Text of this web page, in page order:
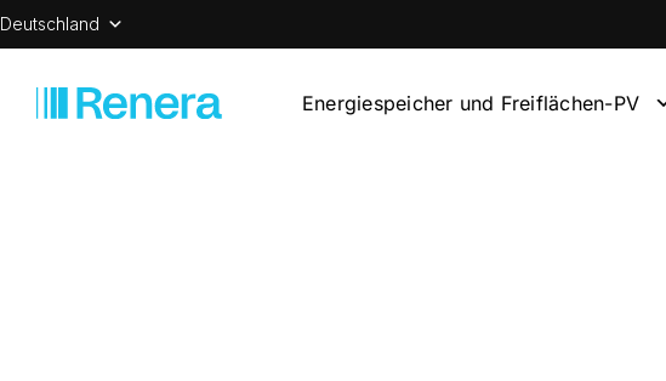
Deutschland
Energiespeicher und Freiflächen-PV